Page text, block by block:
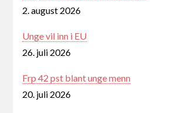
2. august 2026
Unge vil inn i EU
26. juli 2026
Frp 42 pst blant unge menn
20. juli 2026